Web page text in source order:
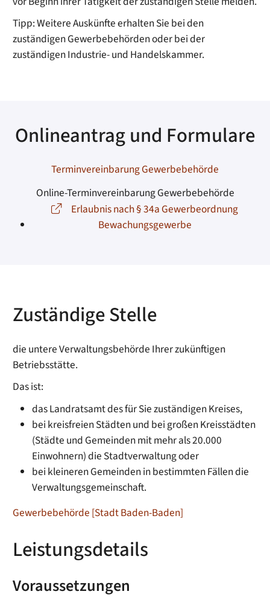
Tipp:Weitere Auskünfte erhalten Sie bei den
zuständigen Gewerbebehörden oder bei der
zuständigen Industrie- und Handelskammer.
Onlineantrag und Formulare
Terminvereinbarung Gewerbebehörde
Online-Terminvereinbarung Gewerbebehörde
Erlaubnis nach § 34a Gewerbeordnung
Bewachungsgewerbe
Zuständige Stelle
die untere Verwaltungsbehörde Ihrer zukünftigen
Betriebsstätte.
Das ist:
das Landratsamt des für Sie zuständigen Kreises,
bei kreisfreien Städten und bei großen Kreisstädten
(Städte und Gemeinden mit mehr als 20.000
Einwohnern) die Stadtverwaltung oder
bei kleineren Gemeinden in bestimmten Fällen die
Verwaltungsgemeinschaft.
Gewerbebehörde [Stadt Baden-Baden]
Leistungsdetails
Voraussetzungen